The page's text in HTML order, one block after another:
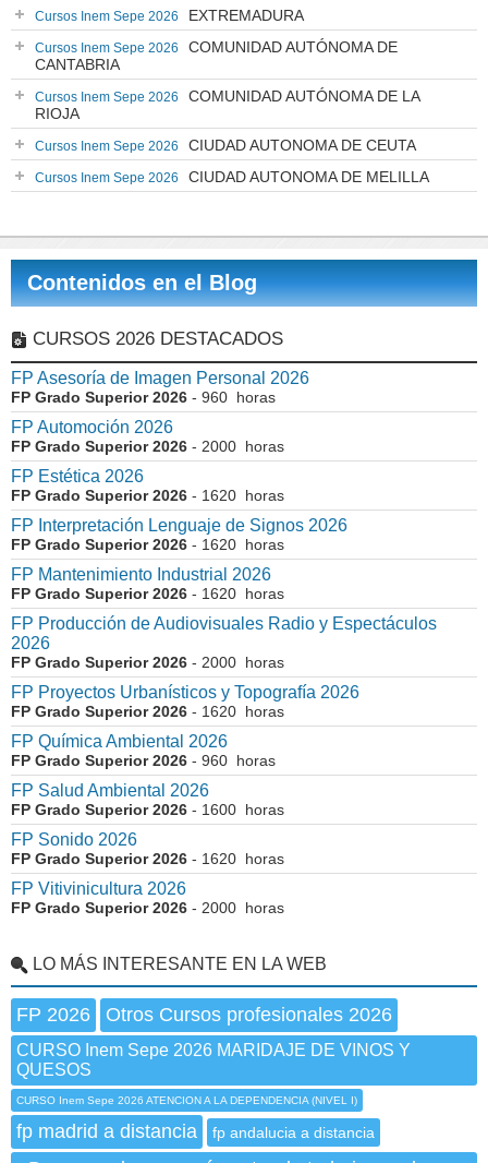
Cursos Inem Sepe 2026 EXTREMADURA
Cursos Inem Sepe 2026
COMUNIDAD AUTÓNOMA DE
CANTABRIA
Cursos Inem Sepe 2026
COMUNIDAD AUTÓNOMA DE LA
RIOJA
Cursos Inem Sepe 2026 CIUDAD AUTONOMA DE CEUTA
Cursos Inem Sepe 2026 CIUDAD AUTONOMA DE MELILLA
Contenidos en el Blog
CURSOS 2026 DESTACADOS
FP Asesoría de Imagen Personal 2026
FP Grado Superior 2026 - 960 horas
FP Automoción 2026
FP Grado Superior 2026 - 2000 horas
FP Estética 2026
FP Grado Superior 2026 - 1620 horas
FP Interpretación Lenguaje de Signos 2026
FP Grado Superior 2026 - 1620 horas
FP Mantenimiento Industrial 2026
FP Grado Superior 2026 - 1620 horas
FP Producción de Audiovisuales Radio y Espectáculos
2026
FP Grado Superior 2026 - 2000 horas
FP Proyectos Urbanísticos y Topografía 2026
FP Grado Superior 2026 - 1620 horas
FP Química Ambiental 2026
FP Grado Superior 2026 - 960 horas
FP Salud Ambiental 2026
FP Grado Superior 2026 - 1600 horas
FP Sonido 2026
FP Grado Superior 2026 - 1620 horas
FP Vitivinicultura 2026
FP Grado Superior 2026 - 2000 horas
LO MÁS INTERESANTE EN LA WEB
FP 2026 Otros Cursos profesionales 2026
CURSO Inem Sepe 2026 MARIDAJE DE VINOS Y
QUESOS
CURSO Inem Sepe 2026 ATENCION A LA DEPENDENCIA (NIVEL I)
fp madrid a distancia fp andalucia a distancia